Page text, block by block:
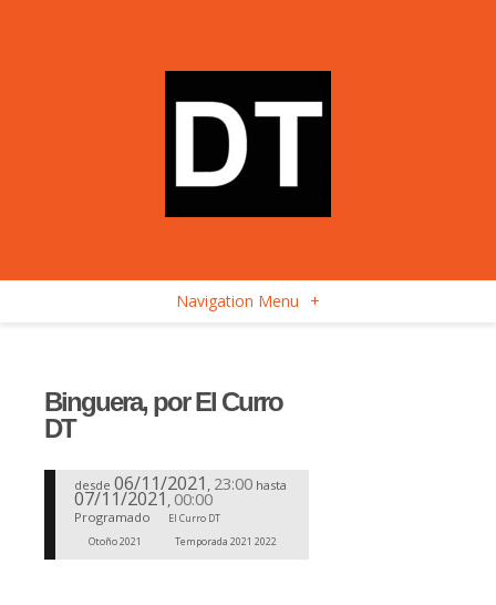
Navigation Menu +
Binguera, por El Curro
DT
desde 06/11/2021 23:00 hasta
07/11/2021 00:00
Programado
El Curro DT
Otoño 2021
Temporada 2021 2022